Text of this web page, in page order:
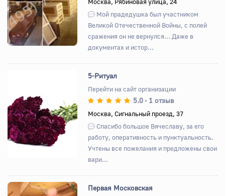
Мой прадедушка был участником
Великой Отечественной Войны, с полей
сражения он не вернулся… Даже в
документах и истор...
Назад Вперед
5-Ритуал
Перейти на сайт организации
5.0 • 1 отзыв
Москва, Сигнальный проезд, 37
Спасибо большое Вячеславу, за его
работу, оперативность и пунктуальность.
Учтены все пожелания и предложены свои
вари...
Первая Московская